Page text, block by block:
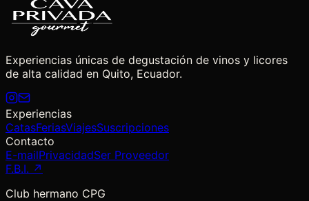
Experiencias únicas de degustación de vinos y licores
de alta calidad en Quito, Ecuador.
Experiencias
CatasFeriasViajesSuscripciones
Contacto
E-mailPrivacidadSer Proveedor
F.B.I. ↗
Club hermano CPG